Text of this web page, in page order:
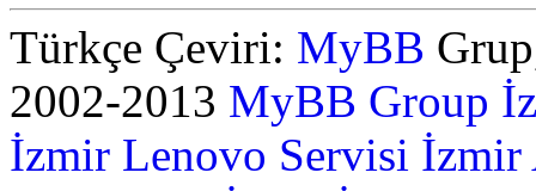
Türkçe Çeviri: MyBB
2002-2013 MyBB Group
İzmir Lenovo Servisi İzmir